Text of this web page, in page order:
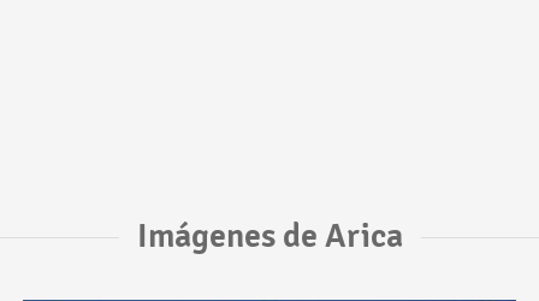
Imágenes de Arica